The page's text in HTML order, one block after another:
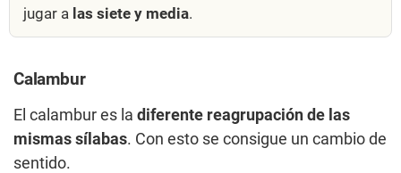
jugar a las siete y media.
Calambur
El calambur es la diferente reagrupación de las
mismas sílabas. Con esto se consigue un cambio de
sentido.